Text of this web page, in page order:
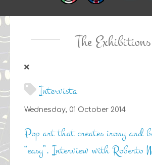
The Exhibitions
Intervista
Wednesday, 01 October 2014
Pop art that creates irony and
“easy”. Interview with Roberto